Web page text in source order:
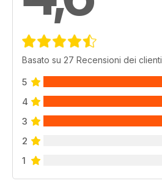
Basato su 27 Recensioni dei clienti
5
4
3
2
1